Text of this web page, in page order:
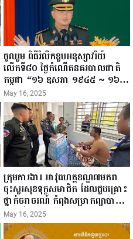
ចូលរួម ពិធីរំលឹកខួបអនុស្សាវរីយ៍
លើកទី៨០ ថ្ងៃកំណើតនគរបាលជាតិ
កម្ពុជា “១៦ ឧសភា ១៩៤៥ ~ ១៦
ឧសភា ២០២៥”...
May 16, 2025
ក្រុមការងារ អាវុធហត្ថខណ្ឌ៧មករា
ចុះសួរសុខទុក្ខសមាជិក ដែលជួបគ្រោះ
ថ្នាក់ចរាចរណ៍ កំពុងសម្រាកព្យាបាល
នៅមន្ទីរពេទ្យ!
May 16, 2025